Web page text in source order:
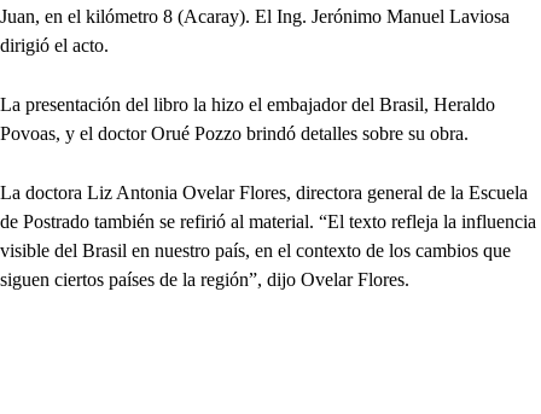
Juan, en el kilómetro 8 (Acaray). El Ing. Jerónimo Manuel Laviosa
dirigió el acto.
La presentación del libro la hizo el embajador del Brasil, Heraldo
Povoas, y el doctor Orué Pozzo brindó detalles sobre su obra.
La doctora Liz Antonia Ovelar Flores, directora general de la Escuela
de Postrado también se refirió al material. “El texto refleja la influencia
visible del Brasil en nuestro país, en el contexto de los cambios que
siguen ciertos países de la región”, dijo Ovelar Flores.